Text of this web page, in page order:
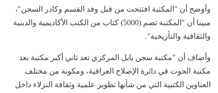
وأوضح أن "المكتبة افتتحت من قبل وفد القسم وكادر السجن"،
مبينا أن "المكتبة تضم (5000) كتاب من الكتب الأكاديمية والدينية
والثقافية والتأريخية".
وأضاف أن "مكتبة سجن بابل المركزي تعد ثاني أكبر مكتبة بعد
مكتبة الحوت في دائرة الإصلاح العراقية، ومكونة من مختلف
العناوين الكتبية التي من شأنها تطوير علمية وثقافة النزلاء داخل